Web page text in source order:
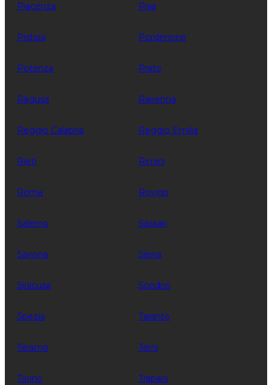
Piacenza Pisa
Pistoia Pordenone
Potenza Prato
Ragusa Ravenna
Reggio Calabria Reggio Emilia
Rieti Rimini
Roma Rovigo
Salerno Sassari
Savona Siena
Siracusa Sondrio
Spezia Taranto
Teramo Terni
Torino Trapani